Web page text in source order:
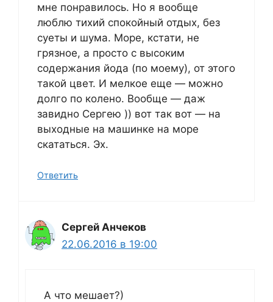
мне понравилось. Но я вообще
люблю тихий спокойный отдых, без
суеты и шума. Море, кстати, не
грязное, а просто с высоким
содержания йода (по моему), от этого
такой цвет. И мелкое еще — можно
долго по колено. Вообще — даж
завидно Сергею )) вот так вот — на
выходные на машинке на море
скататься. Эх.
Ответить
Сергей Анчеков
22.06.2016 в 19:00
А что мешает?)